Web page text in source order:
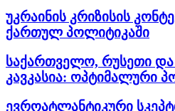
უკრაინის კრიზისის
ქართულ პოლიტიკაში
საქართველო, რუსეთი
კავკასია: ოპტიმალური
ევროატლანტიკური